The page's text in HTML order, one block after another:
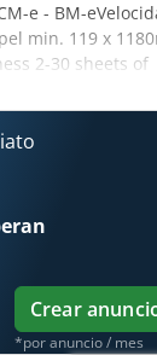
e - BM-
min. 119 x
2-30 sheets of
del papel mín.
de 80
370x300mm
Alimentador de
BSF para
encantados de
En
Crear
*por anuncio / mes